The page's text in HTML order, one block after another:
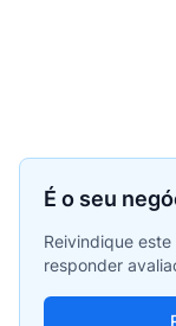
É o seu
Reivindique
responder